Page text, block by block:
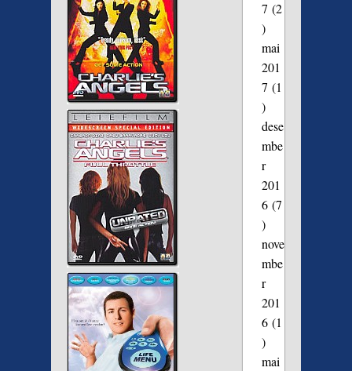
7 (2
)
mai
201
7 (1
)
dese
mbe
r
201
6(7
)
nove
mbe
r
201
6(1
)
mai